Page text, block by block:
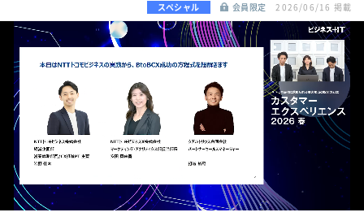
スペシャル 会員限定 2026/06/16 掲載
U
n
m
u
/
L
o
d
e